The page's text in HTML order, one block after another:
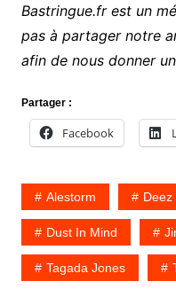
Bastringue.fr est un
pas à partager notre
afin de nous donner
Partager :
Facebook
Alestorm Deez
Dust In Mind
Tagada Jones